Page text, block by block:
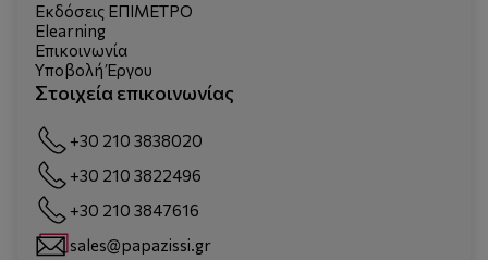
Εκδόσεις ΕΠΙΜΕΤΡΟ
Elearning
Επικοινωνία
Υποβολή Έργου
Στοιχεία επικοινωνίας
+30 210 3838020
+30 210 3822496
+30 210 3847616
sales@papazissi.gr